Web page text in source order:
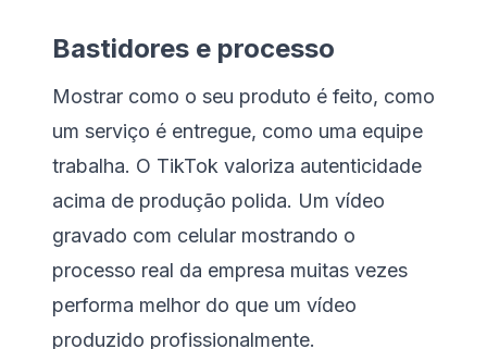
Bastidores e processo
Mostrar como o seu produto é feito, como
um serviço é entregue, como uma equipe
trabalha. O TikTok valoriza autenticidade
acima de produção polida. Um vídeo
gravado com celular mostrando o
processo real da empresa muitas vezes
performa melhor do que um vídeo
produzido profissionalmente.